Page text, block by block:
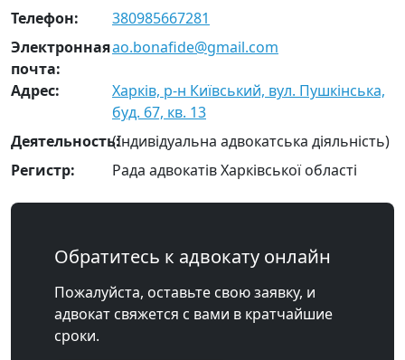
Телефон:
380985667281
Электронная
почта:
ao.bonafide@gmail.com
Адрес:
Харків, р-н Київський, вул. Пушкінська,
буд. 67, кв. 13
Деятельность:(Індивідуальна адвокатська діяльність)
Регистр:
Рада адвокатів Харківської області
Обратитесь к адвокату онлайн
Пожалуйста, оставьте свою заявку, и
адвокат свяжется с вами в кратчайшие
сроки.